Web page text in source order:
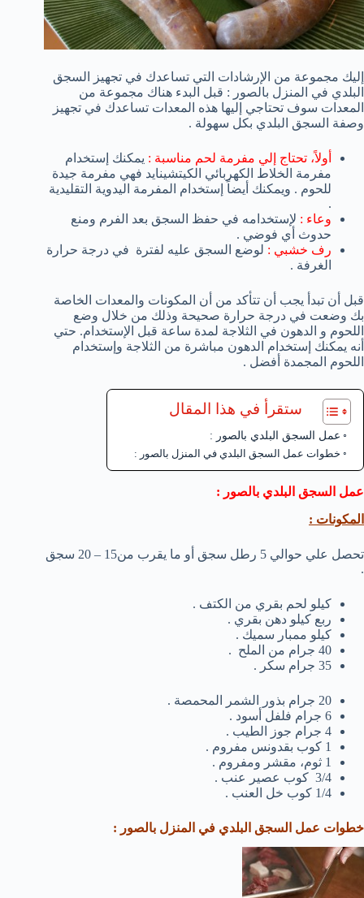
إليك مجموعة من الإرشادات التي تساعدك في تجهيز السجق
البلدي في المنزل بالصور : قبل البدء هناك مجموعة من
المعدات سوف تحتاجي إليها هذه المعدات تساعدك في تجهيز
وصفة السجق البلدي بكل سهولة .
أولاً، تحتاج إلي مفرمة لحم مناسبة : يمكنك إستخدام
مفرمة الخلاط الكهربائي الكيتشينايد فهي مفرمة جيدة
للحوم . ويمكنك أيضاً إستخدام المفرمة اليدوية التقليدية
.
وعاء : لإستخدامه في حفظ السجق بعد الفرم ومنع
حدوث أي فوضي .
رف خشبي : لوضع السجق عليه لفترة في درجة حرارة
الغرفة .
قبل أن تبدأ يجب أن تتأكد من أن المكونات والمعدات الخاصة
بك وضعت في درجة حرارة صحيحة وذلك من خلال وضع
اللحوم و الدهون في الثلاجة لمدة ساعة قبل الإستخدام. حتي
أنه يمكنك إستخدام الدهون مباشرة من الثلاجة وإستخدام
اللحوم المجمدة أفضل .
ستقرأ في هذا المقال
عمل السجق البلدي بالصور :
خطوات عمل السجق البلدي في المنزل بالصور :
عمل السجق البلدي بالصور :
المكونات :
تحصل علي حوالي 5 رطل سجق أو ما يقرب من15 – 20 سجق
.
كيلو لحم بقري من الكتف .
ربع كيلو دهن بقري .
كيلو ممبار سميك .
40 جرام من الملح .
35 جرام سكر .
20 جرام بذور الشمر المحمصة .
6 جرام فلفل أسود .
4 جرام جوز الطيب .
1 كوب بقدونس مفروم .
1 ثوم، مقشر ومفروم .
3/4 كوب عصير عنب .
1/4 كوب خل العنب .
خطوات عمل السجق البلدي في المنزل بالصور :